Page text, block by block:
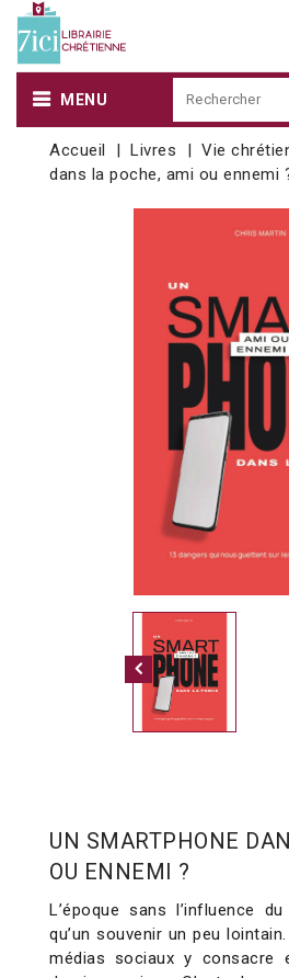
MENU
Accueil Livres Vie
dans la poche, ami ou ennemi
UN SMARTPHONE
OU ENNEMI ?
L’époque sans l’influence
qu’un souvenir un peu
médias sociaux y consacre